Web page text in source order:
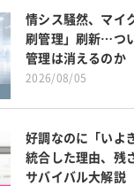
情シス騒然、マイ
刷管理」刷新…つ
管理は消えるのか
2026/08/05
好調なのに「いよ
統合した理由、残
サバイバル大解説